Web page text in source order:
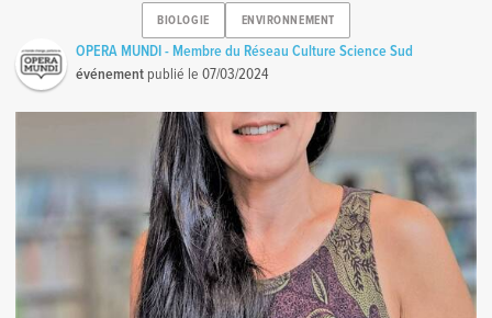
BIOLOGIE ENVIRONNEMENT
OPERA MUNDI - Membre du Réseau Culture Science Sud
événement publié le07/03/2024